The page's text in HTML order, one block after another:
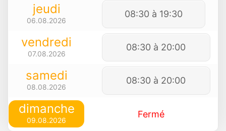
jeudi
06.08.2026
08:30 à 19:30
vendredi
07.08.2026
08:30 à 20:00
samedi
08.08.2026
08:30 à 20:00
dimanche
09.08.2026
Fermé